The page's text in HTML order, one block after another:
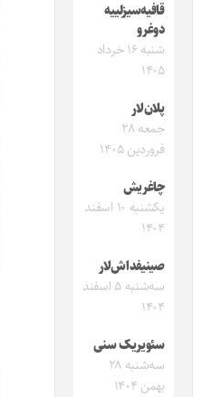
قافیه‌سیزلییه
دوغرو
شنبه ۱۶ خرداد
۱۴۰۵
پلان‌لار
جمعه ۲۸
فروردین ۱۴۰۵
چاغریش
یکشنبه ۱۰ اسفند
۱۴۰۴
صینیفداش‌لار
سه‌شنبه ۵ اسفند
۱۴۰۴
سئویریک سنی
سه‌شنبه ۲۸
بهمن ۱۴۰۴